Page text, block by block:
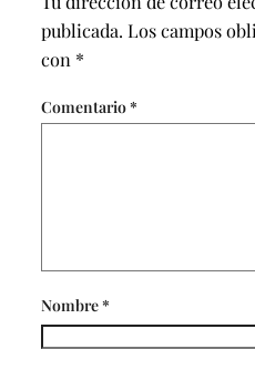
publicada. Los campos
con *
Comentario*
Nombre*